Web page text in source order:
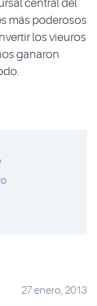
central del
más poderosos
los vieuros
ganaron
27 enero, 2013